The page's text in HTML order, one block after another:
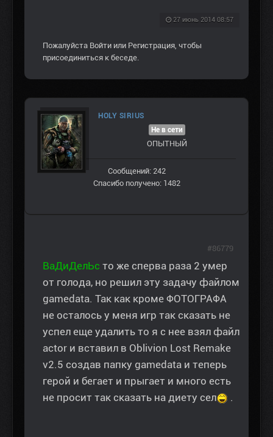
27 июнь 2014 08:57
Пожалуйста Войти или Регистрация, чтобы
присоединиться к беседе.
HOLY SIRIUS
Не в сети
ОПЫТНЫЙ
Сообщений: 242
Спасибо получено: 1482
ВаДиДелЬс то же сперва раза 2 умер
от голода, но решил эту задачу файлом
gamedata. Так как кроме ФОТОГРАФА
не осталось у меня игр так сказать не
успел еще удалить то я с нее взял файл
actor и вставил в Oblivion Lost Remake
v2.5 создав папку gamedata и теперь
герой и бегает и прыгает и много есть
не просит так сказать на диету сел
.
#86779